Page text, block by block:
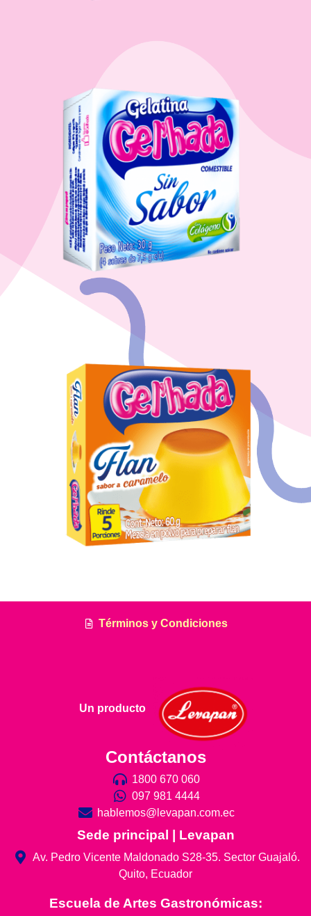
Términos y Condiciones
Un producto
Contáctanos
1800 670 060
097 981 4444
hablemos@levapan.com.ec
Sede principal | Levapan
Av. Pedro Vicente Maldonado S28-35. Sector Guajaló.
Quito, Ecuador
Escuela de Artes Gastronómicas: